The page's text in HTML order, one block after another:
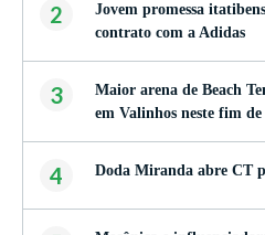
2
Jovem promessa
contrato com a Adidas
3
Maior arena de Beach
em Valinhos neste fim de
4 Doda Miranda abre CT